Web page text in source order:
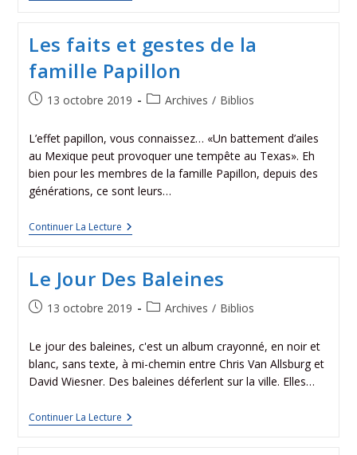
Les faits et gestes de la
famille Papillon
13 octobre 2019 Archives / Biblios
L’effet papillon, vous connaissez… «Un battement d’ailes
au Mexique peut provoquer une tempête au Texas». Eh
bien pour les membres de la famille Papillon, depuis des
générations, ce sont leurs…
Continuer La Lecture
Le Jour Des Baleines
13 octobre 2019 Archives / Biblios
Le jour des baleines, c'est un album crayonné, en noir et
blanc, sans texte, à mi-chemin entre Chris Van Allsburg et
David Wiesner. Des baleines déferlent sur la ville. Elles…
Continuer La Lecture